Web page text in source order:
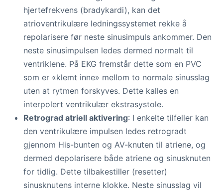
hjertefrekvens (bradykardi), kan det
atrioventrikulære ledningssystemet rekke å
repolarisere før neste sinusimpuls ankommer. Den
neste sinusimpulsen ledes dermed normalt til
ventriklene. På EKG fremstår dette som en PVC
som er «klemt inne» mellom to normale sinusslag
uten at rytmen forskyves. Dette kalles en
interpolert ventrikulær ekstrasystole.
Retrograd atriell aktivering: I enkelte tilfeller kan
den ventrikulære impulsen ledes retrogradt
gjennom His-bunten og AV-knuten til atriene, og
dermed depolarisere både atriene og sinusknuten
for tidlig. Dette tilbakestiller (resetter)
sinusknutens interne klokke. Neste sinusslag vil